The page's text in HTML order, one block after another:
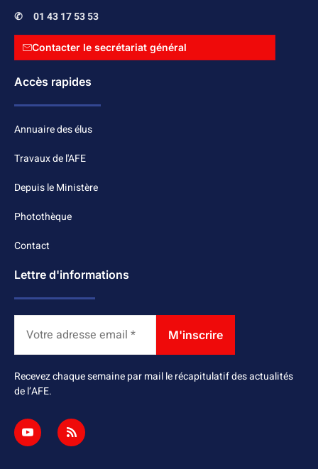
✆ 01 43 17 53 53
Contacter le secrétariat général
Accès rapides
Annuaire des élus
Travaux de l'AFE
Depuis le Ministère
Photothèque
Contact
Lettre d'informations
Recevez chaque semaine par mail le récapitulatif des actualités
de l’AFE.